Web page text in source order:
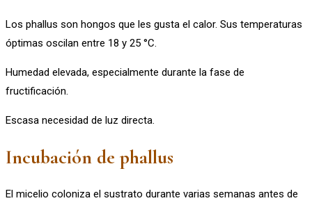
Los phallus son hongos que les gusta el calor. Sus temperaturas
óptimas oscilan entre 18 y 25 °C.
Humedad elevada, especialmente durante la fase de
fructificación.
Escasa necesidad de luz directa.
Incubación de phallus
El micelio coloniza el sustrato durante varias semanas antes de